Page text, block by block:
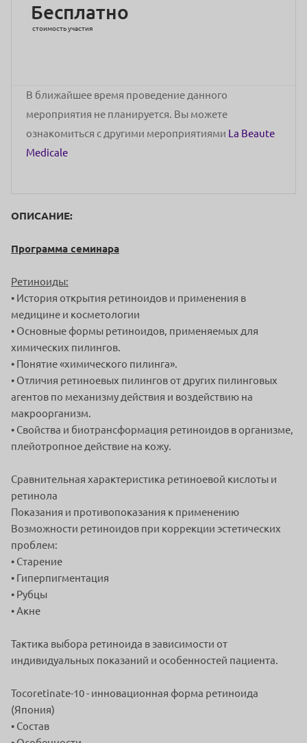
Бесплатно
стоимость участия
В ближайшее время проведение данного
мероприятия не планируется. Вы можете
ознакомиться с другими мероприятиями La Beaute
Medicale
ОПИСАНИЕ:
Программа семинара
Ретиноиды:
• История открытия ретиноидов и применения в
медицине и косметологии
• Основные формы ретиноидов, применяемых для
химических пилингов.
• Понятие «химического пилинга».
• Отличия ретиноевых пилингов от других пилинговых
агентов по механизму действия и воздействию на
макроорганизм.
• Свойства и биотрансформация ретиноидов в организме,
плейотропное действие на кожу.
Сравнительная характеристика ретиноевой кислоты и
ретинола
Показания и противопоказания к применению
Возможности ретиноидов при коррекции эстетических
проблем:
• Старение
• Гиперпигментация
• Рубцы
• Акне
Тактика выбора ретиноида в зависимости от
индивидуальных показаний и особенностей пациента.
Tocoretinate-10 - инновационная форма ретиноида
(Япония)
• Состав